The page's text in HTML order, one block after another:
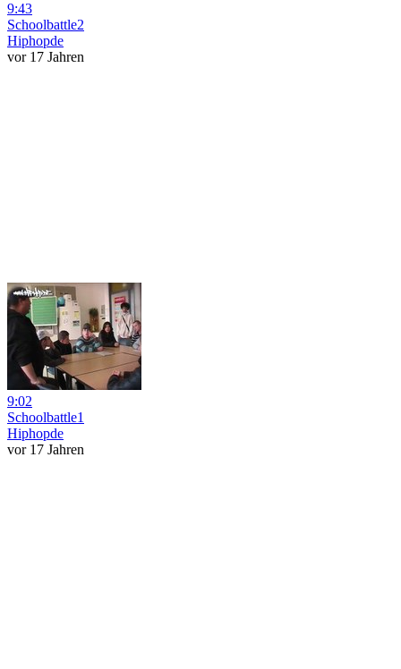
9:43
Schoolbattle2
Hiphopde
vor 17 Jahren
9:02
Schoolbattle1
Hiphopde
vor 17 Jahren